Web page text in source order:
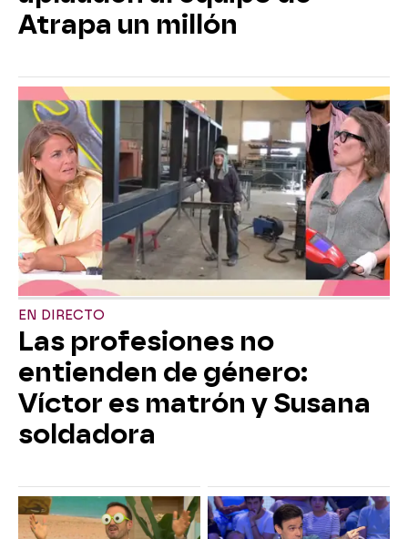
Atrapa un millón
EN DIRECTO
Las profesiones no
entienden de género:
Víctor es matrón y Susana
soldadora